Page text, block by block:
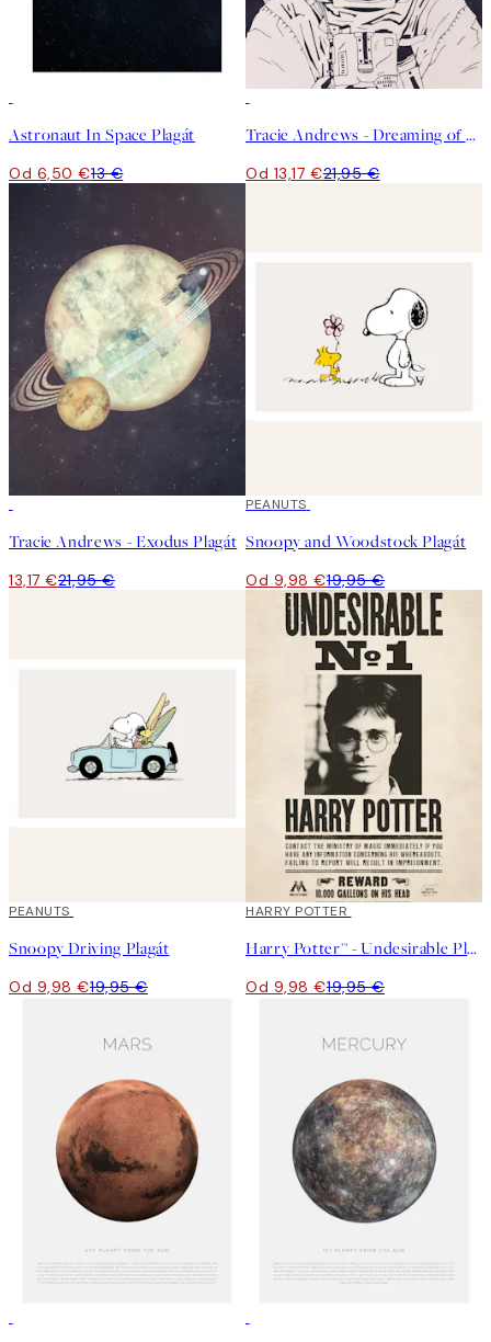
Astronaut In Space Plagát
Od 6,50 €13 €
Tracie Andrews - Dreaming of Space Plagát
Od 13,17 €21,95 €
Tracie Andrews - Exodus Plagát
13,17 €21,95 €
50%*
PEANUTS
Snoopy and Woodstock Plagát
Od 9,98 €19,95 €
50%*
PEANUTS
Snoopy Driving Plagát
Od 9,98 €19,95 €
50%*
HARRY POTTER
Harry Potter™ - Undesirable Plagát
Od 9,98 €19,95 €